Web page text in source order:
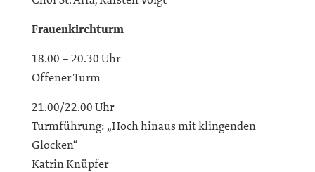
Frauenkirchturm
18.00 – 20.30 Uhr
Offener Turm
21.00/22.00 Uhr
Turmführung: „Hoch hinaus mit klingenden
Glocken“
Katrin Knüpfer